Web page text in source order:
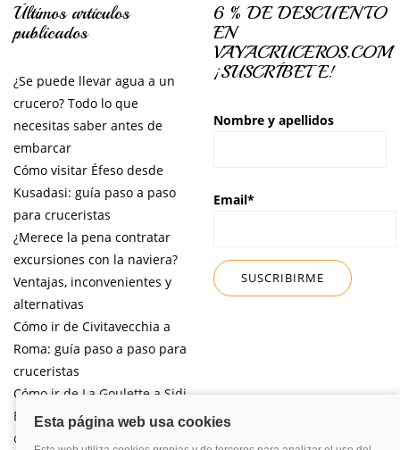
Últimos artículos
publicados
¿Se puede llevar agua a un
crucero? Todo lo que
necesitas saber antes de
embarcar
Cómo visitar Éfeso desde
Kusadasi: guía paso a paso
para cruceristas
¿Merece la pena contratar
excursiones con la naviera?
Ventajas, inconvenientes y
alternativas
Cómo ir de Civitavecchia a
Roma: guía paso a paso para
cruceristas
Cómo ir de La Goulette a Sidi
Bou Said por libre desde tu
crucero
6 % DE DESCUENTO
EN
VAYACRUCEROS.COM
¡SUSCRÍBETE!
Nombre y apellidos
Email*